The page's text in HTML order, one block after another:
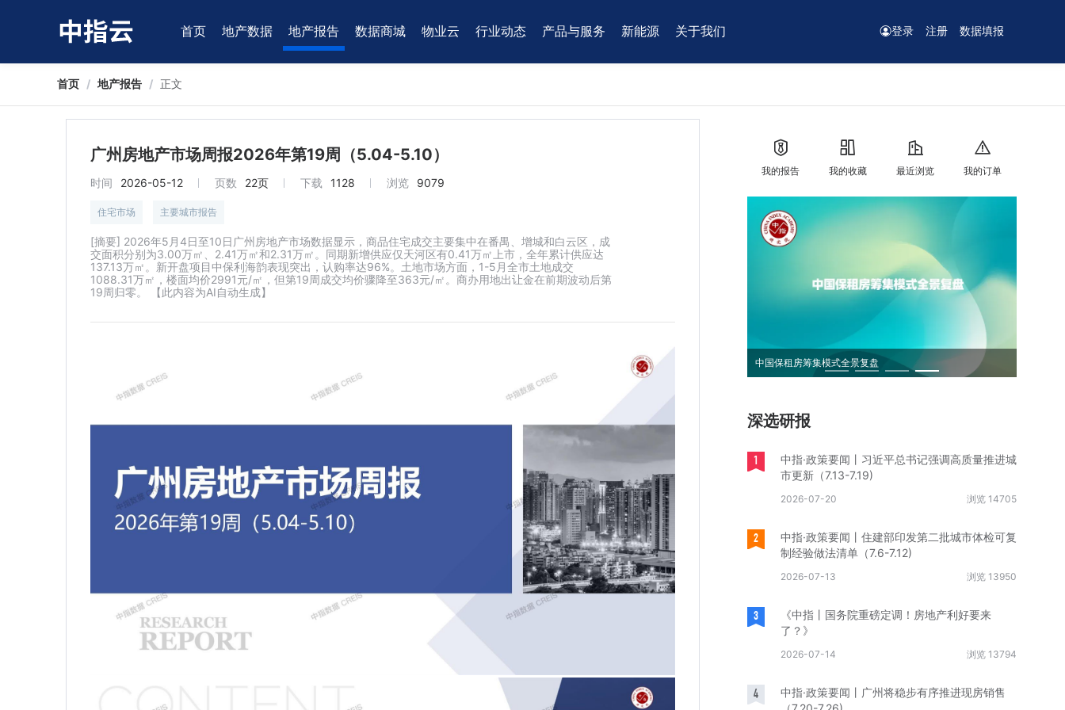
首页 地产数据 地产报告 数据商城 物业云 行业动态 产品与服务 新能源 关于我们 登录 注册 数据填报
首页 / 地产报告 / 正文
广州房地产市场周报2026年第19周（5.04-5.10）
时间 2026-05-12 页数 22页 下载 1128 浏览 9079
住宅市场 主要城市报告
[摘要] 2026年5月4日至10日广州房地产市场数据显示，商品住宅成交主要集中在番禺、增城和白云区，成
交面积分别为3.00万㎡、2.41万㎡和2.31万㎡。同期新增供应仅天河区有0.41万㎡上市，全年累计供应达
137.13万㎡。新开盘项目中保利海韵表现突出，认购率达96%。土地市场方面，1-5月全市土地成交
1088.31万㎡，楼面均价2991元/㎡，但第19周成交均价骤降至363元/㎡。商办用地出让金在前期波动后第
19周归零。 【此内容为AI自动生成】
我的报告 我的收藏 最近浏览 我的订单
中国保租房筹集模式全景复盘
深选研报
1
中指·政策要闻丨习近平总书记强调高质量推进城
市更新（7.13-7.19)
2026-07-20 浏览 14705
2
中指·政策要闻丨住建部印发第二批城市体检可复
制经验做法清单（7.6-7.12)
2026-07-13 浏览 13950
3
《中指丨国务院重磅定调！房地产利好要来
了？》
2026-07-14 浏览 13794
4
中指·政策要闻丨广州将稳步有序推进现房销售